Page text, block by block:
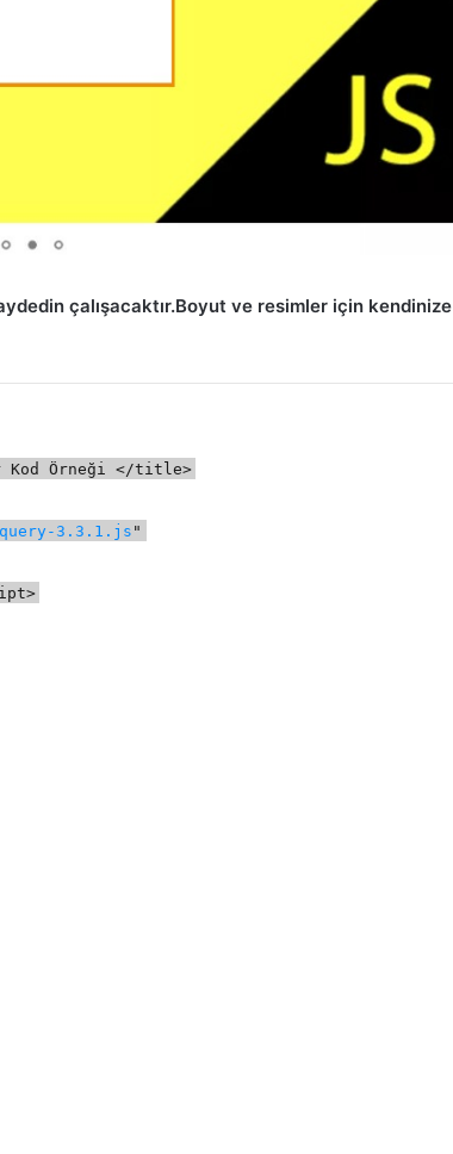
çalışacaktır.Boyut ve resimler için kendinize
Kod Örneği </title>
3.3.1.js "